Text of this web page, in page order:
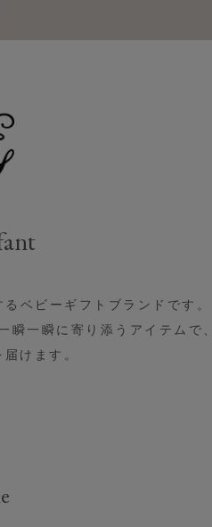
ベビーギフトブランドです。
瞬一瞬に寄り添うアイテムで、
けます。